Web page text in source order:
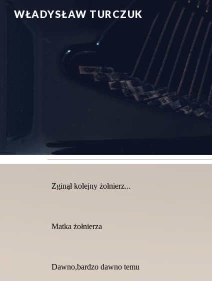
WŁADYSŁAW TURCZUK
Zginął kolejny żołnierz...
Matka żołnierza
Dawno,bardzo dawno temu